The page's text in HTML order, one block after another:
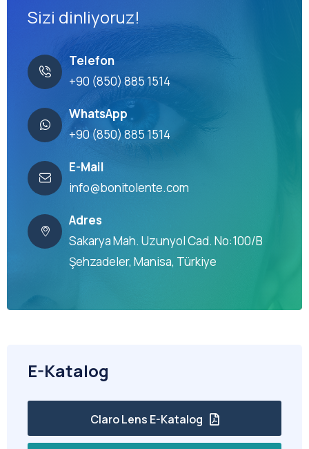
Sizi dinliyoruz!
Telefon
+90 (850) 885 1514
WhatsApp
+90 (850) 885 1514
E-Mail
info@bonitolente.com
Adres
Sakarya Mah. Uzunyol Cad. No:100/B
Şehzadeler, Manisa, Türkiye
E-Katalog
Claro Lens E-Katalog